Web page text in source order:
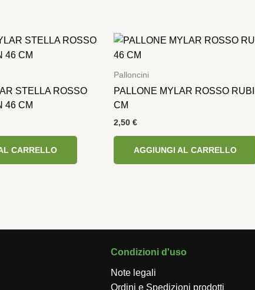
STELLA ROSSO
46 CM
CARRELLO
Palloncini
PALLONE MYLAR ROSSO
CM
2,50 €
AGGIUNGI AL CARRELLO
Condizioni d'uso
Note legali
Ordini e Spedizioni prodotti